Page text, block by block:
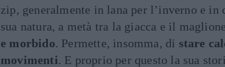
zip, generalmente in lana per l’inverno e in
sua natura, a metà tra la giacca e il
e morbido. Permette, insomma, di stare
movimenti. E proprio per questo la sua